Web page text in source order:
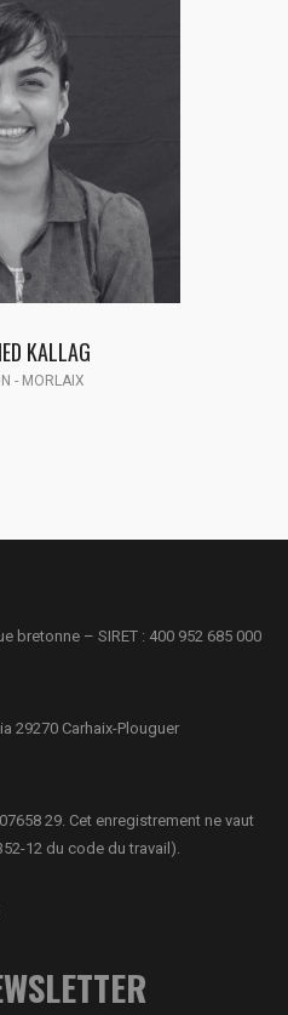
bretonne – SIRET : 400 952 685 000
29270 Carhaix-Plouguer
29. Cet enregistrement ne vaut
12 du code du travail).